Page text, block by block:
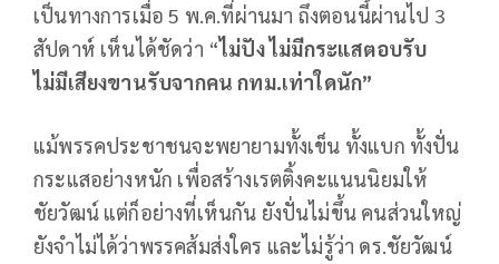
เป็นทางการเมื่อ 5 พ.ค.ที่ผ่านมา ถึงตอนนี้ผ่านไป 3
สัปดาห์ เห็นได้ชัดว่า “ไม่ปัง ไม่มีกระแสตอบรับ
ไม่มีเสียงขานรับจากคน กทม.เท่าใดนัก”
แม้พรรคประชาชนจะพยายามทั้งเข็น ทั้งแบก ทั้งปั่น
กระแสอย่างหนัก เพื่อสร้างเรตติ้งคะแนนนิยมให้
ชัยวัฒน์ แต่ก็อย่างที่เห็นกัน ยังปั่นไม่ขึ้น คนส่วนใหญ่
ยังจำไม่ได้ว่าพรรคส้มส่งใคร และไม่รู้ว่า ดร.ชัยวัฒน์